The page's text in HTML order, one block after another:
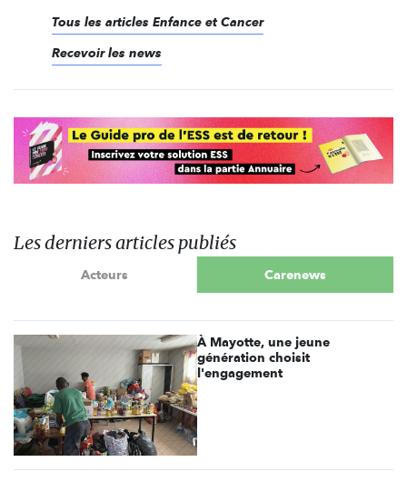
Tous les articles Enfance et Cancer
Recevoir les news
Les derniers articles publiés
Acteurs Carenews
À Mayotte, une jeune
génération choisit
l'engagement